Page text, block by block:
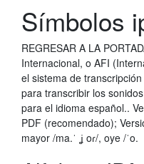
Símbolos
REGRESAR A LA
Internacional, o AFI
el sistema de
para transcribir los
para el idioma español..
PDF (recomendado);
mayor /ma.ˈ ʝ oɾ/, oye /ˈo.